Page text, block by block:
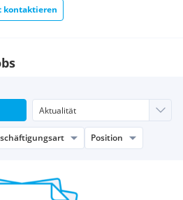
kontaktieren
Position